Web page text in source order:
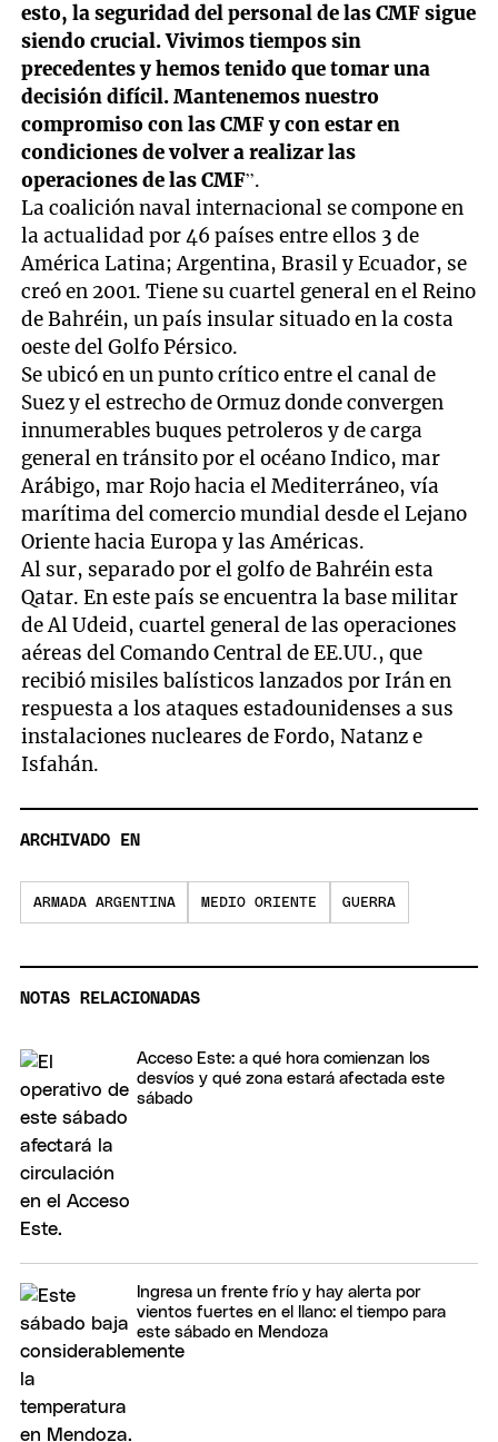
esto, la seguridad del personal de las CMF sigue
siendo crucial. Vivimos tiempos sin
precedentes y hemos tenido que tomar una
decisión difícil. Mantenemos nuestro
compromiso con las CMF y con estar en
condiciones de volver a realizar las
operaciones de las CMF”.
La coalición naval internacional se compone en
la actualidad por 46 países entre ellos 3 de
América Latina; Argentina, Brasil y Ecuador, se
creó en 2001. Tiene su cuartel general en el Reino
de Bahréin, un país insular situado en la costa
oeste del Golfo Pérsico.
Se ubicó en un punto crítico entre el canal de
Suez y el estrecho de Ormuz donde convergen
innumerables buques petroleros y de carga
general en tránsito por el océano Indico, mar
Arábigo, mar Rojo hacia el Mediterráneo, vía
marítima del comercio mundial desde el Lejano
Oriente hacia Europa y las Américas.
Al sur, separado por el golfo de Bahréin esta
Qatar. En este país se encuentra la base militar
de Al Udeid, cuartel general de las operaciones
aéreas del Comando Central de EE.UU., que
recibió misiles balísticos lanzados por Irán en
respuesta a los ataques estadounidenses a sus
instalaciones nucleares de Fordo, Natanz e
Isfahán.
ARCHIVADO EN
ARMADA ARGENTINA MEDIO ORIENTE GUERRA
NOTAS RELACIONADAS
Acceso Este: a qué hora comienzan los
desvíos y qué zona estará afectada este
sábado
Ingresa un frente frío y hay alerta por
vientos fuertes en el llano: el tiempo para
este sábado en Mendoza